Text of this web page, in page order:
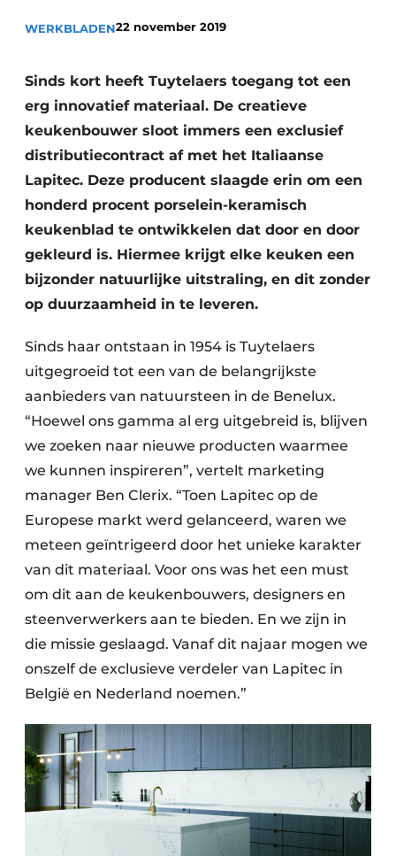
WERKBLADEN22 november 2019
Sinds kort heeft Tuytelaers toegang tot een
erg innovatief materiaal. De creatieve
keukenbouwer sloot immers een exclusief
distributiecontract af met het Italiaanse
Lapitec. Deze producent slaagde erin om een
honderd procent porselein-keramisch
keukenblad te ontwikkelen dat door en door
gekleurd is. Hiermee krijgt elke keuken een
bijzonder natuurlijke uitstraling, en dit zonder
op duurzaamheid in te leveren.
Sinds haar ontstaan in 1954 is Tuytelaers
uitgegroeid tot een van de belangrijkste
aanbieders van natuursteen in de Benelux.
“Hoewel ons gamma al erg uitgebreid is, blijven
we zoeken naar nieuwe producten waarmee
we kunnen inspireren”, vertelt marketing
manager Ben Clerix. “Toen Lapitec op de
Europese markt werd gelanceerd, waren we
meteen geïntrigeerd door het unieke karakter
van dit materiaal. Voor ons was het een must
om dit aan de keukenbouwers, designers en
steenverwerkers aan te bieden. En we zijn in
die missie geslaagd. Vanaf dit najaar mogen we
onszelf de exclusieve verdeler van Lapitec in
België en Nederland noemen.”